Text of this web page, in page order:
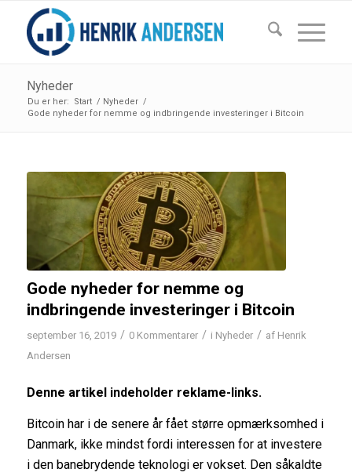
Nyheder
Du er her: Start / Nyheder /
Gode nyheder for nemme og indbringende investeringer i Bitcoin
Gode nyheder for nemme og
indbringende investeringer i Bitcoin
september 16, 2019 / 0 Kommentarer / i Nyheder / af Henrik
Andersen
Denne artikel indeholder reklame-links.
Bitcoin har i de senere år fået større opmærksomhed i
Danmark, ikke mindst fordi interessen for at investere
i den banebrydende teknologi er vokset. Den såkaldte